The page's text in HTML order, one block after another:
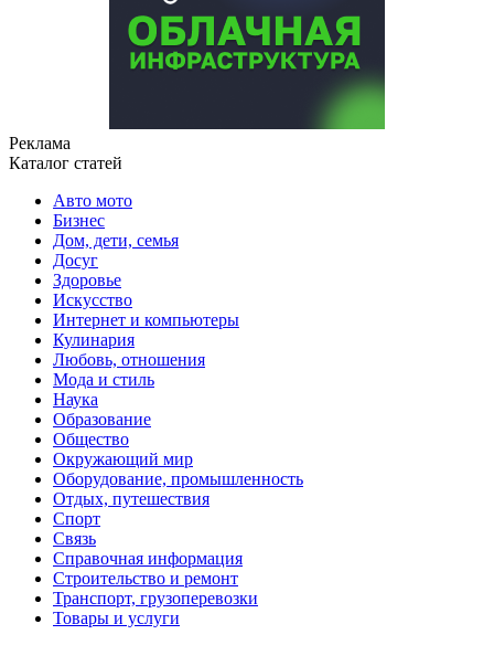
Реклама
Каталог статей
Авто мото
Бизнес
Дом, дети, семья
Досуг
Здоровье
Искусство
Интернет и компьютеры
Кулинария
Любовь, отношения
Мода и стиль
Наука
Образование
Общество
Окружающий мир
Оборудование, промышленность
Отдых, путешествия
Спорт
Связь
Справочная информация
Строительство и ремонт
Транспорт, грузоперевозки
Товары и услуги